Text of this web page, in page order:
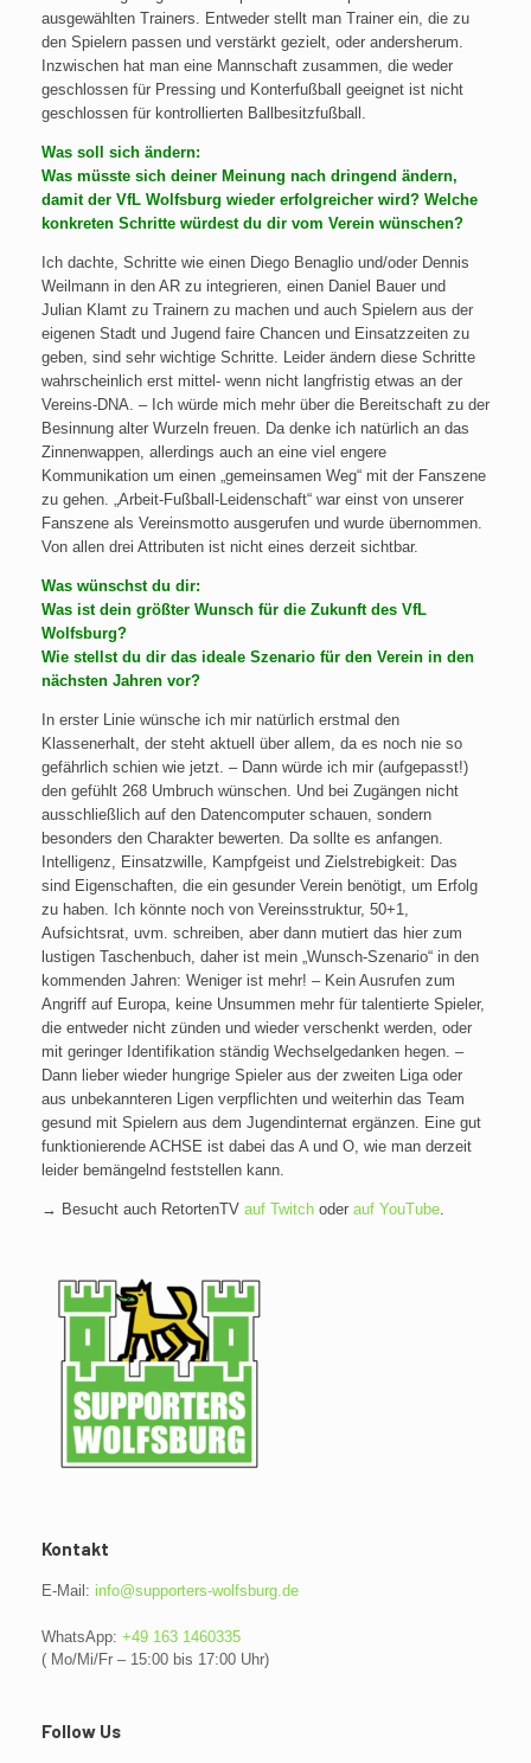
ausgewählten Trainers. Entweder stellt man Trainer ein, die zu
den Spielern passen und verstärkt gezielt, oder andersherum.
Inzwischen hat man eine Mannschaft zusammen, die weder
geschlossen für Pressing und Konterfußball geeignet ist nicht
geschlossen für kontrollierten Ballbesitzfußball.
Was soll sich ändern:
Was müsste sich deiner Meinung nach dringend ändern,
damit der VfL Wolfsburg wieder erfolgreicher wird? Welche
konkreten Schritte würdest du dir vom Verein wünschen?
Ich dachte, Schritte wie einen Diego Benaglio und/oder Dennis
Weilmann in den AR zu integrieren, einen Daniel Bauer und
Julian Klamt zu Trainern zu machen und auch Spielern aus der
eigenen Stadt und Jugend faire Chancen und Einsatzzeiten zu
geben, sind sehr wichtige Schritte. Leider ändern diese Schritte
wahrscheinlich erst mittel- wenn nicht langfristig etwas an der
Vereins-DNA. – Ich würde mich mehr über die Bereitschaft zu der
Besinnung alter Wurzeln freuen. Da denke ich natürlich an das
Zinnenwappen, allerdings auch an eine viel engere
Kommunikation um einen „gemeinsamen Weg“ mit der Fanszene
zu gehen. „Arbeit-Fußball-Leidenschaft“ war einst von unserer
Fanszene als Vereinsmotto ausgerufen und wurde übernommen.
Von allen drei Attributen ist nicht eines derzeit sichtbar.
Was wünschst du dir:
Was ist dein größter Wunsch für die Zukunft des VfL
Wolfsburg?
Wie stellst du dir das ideale Szenario für den Verein in den
nächsten Jahren vor?
In erster Linie wünsche ich mir natürlich erstmal den
Klassenerhalt, der steht aktuell über allem, da es noch nie so
gefährlich schien wie jetzt. – Dann würde ich mir (aufgepasst!)
den gefühlt 268 Umbruch wünschen. Und bei Zugängen nicht
ausschließlich auf den Datencomputer schauen, sondern
besonders den Charakter bewerten. Da sollte es anfangen.
Intelligenz, Einsatzwille, Kampfgeist und Zielstrebigkeit: Das
sind Eigenschaften, die ein gesunder Verein benötigt, um Erfolg
zu haben. Ich könnte noch von Vereinsstruktur, 50+1,
Aufsichtsrat, uvm. schreiben, aber dann mutiert das hier zum
lustigen Taschenbuch, daher ist mein „Wunsch-Szenario“ in den
kommenden Jahren: Weniger ist mehr! – Kein Ausrufen zum
Angriff auf Europa, keine Unsummen mehr für talentierte Spieler,
die entweder nicht zünden und wieder verschenkt werden, oder
mit geringer Identifikation ständig Wechselgedanken hegen. –
Dann lieber wieder hungrige Spieler aus der zweiten Liga oder
aus unbekannteren Ligen verpflichten und weiterhin das Team
gesund mit Spielern aus dem Jugendinternat ergänzen. Eine gut
funktionierende ACHSE ist dabei das A und O, wie man derzeit
leider bemängelnd feststellen kann.
→ Besucht auch RetortenTV auf Twitch oder auf YouTube.
Kontakt
E-Mail: info@supporters-wolfsburg.de
WhatsApp: +49 163 1460335
( Mo/Mi/Fr – 15:00 bis 17:00 Uhr)
Follow Us